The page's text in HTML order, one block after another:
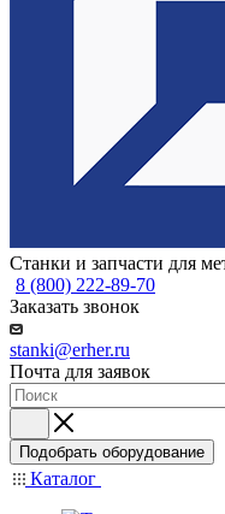
Станки и запчасти для
8 (800) 222-89-70
Заказать звонок
stanki@erher.ru
Почта для заявок
Подобрать оборудование
Каталог